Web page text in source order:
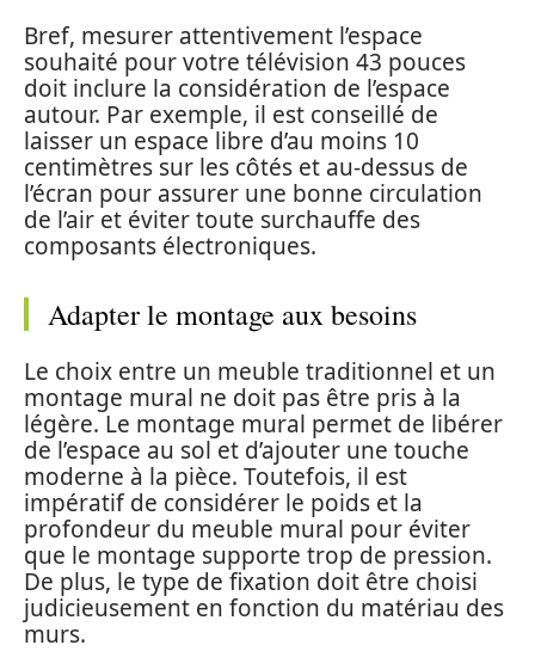
Bref, mesurer attentivement l’espace
souhaité pour votre télévision 43 pouces
doit inclure la considération de l’espace
autour. Par exemple, il est conseillé de
laisser un espace libre d’au moins 10
centimètres sur les côtés et au-dessus de
l’écran pour assurer une bonne circulation
de l’air et éviter toute surchauffe des
composants électroniques.
Adapter le montage aux besoins
Le choix entre un meuble traditionnel et un
montage mural ne doit pas être pris à la
légère. Le montage mural permet de libérer
de l’espace au sol et d’ajouter une touche
moderne à la pièce. Toutefois, il est
impératif de considérer le poids et la
profondeur du meuble mural pour éviter
que le montage supporte trop de pression.
De plus, le type de fixation doit être choisi
judicieusement en fonction du matériau des
murs.